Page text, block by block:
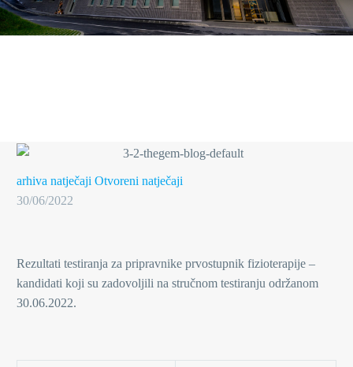
arhiva natječaji Otvoreni natječaji
30/06/2022
Rezultati testiranja za pripravnike prvostupnik fizioterapije –
kandidati koji su zadovoljili na stručnom testiranju održanom
30.06.2022.